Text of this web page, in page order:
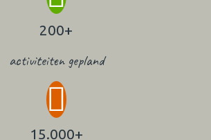
200+
activiteiten gepland
15.000+